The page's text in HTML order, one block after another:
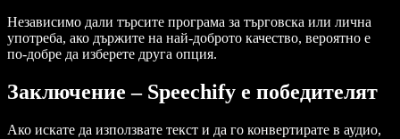
Независимо дали търсите програма за търговска или лична
употреба, ако държите на най-доброто качество, вероятно е
по-добре да изберете друга опция.
Заключение – Speechify е победителят
Ако искате да използвате текст и да го конвертирате в аудио,